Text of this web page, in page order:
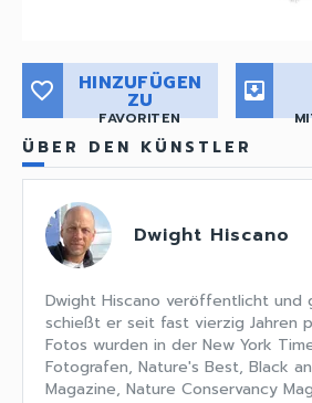
favorite_border HINZUFÜGEN
ZU
FAVORITEN
move_to_inbox
ÜBER DEN KÜNSTLER
Dwight Hiscano
Dwight Hiscano veröffentlicht und
schießt er seit fast vierzig Jahren
Fotos wurden in der New York
Fotografen, Nature's Best, Black
Magazine, Nature Conservancy